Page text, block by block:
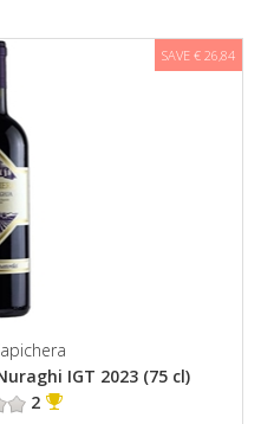
SAVE € 26,84
IGT 2023 (75 cl)
2